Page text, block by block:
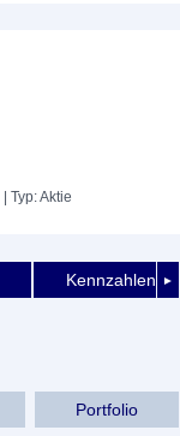
| Typ: Aktie
►
Kennzahlen
Portfolio